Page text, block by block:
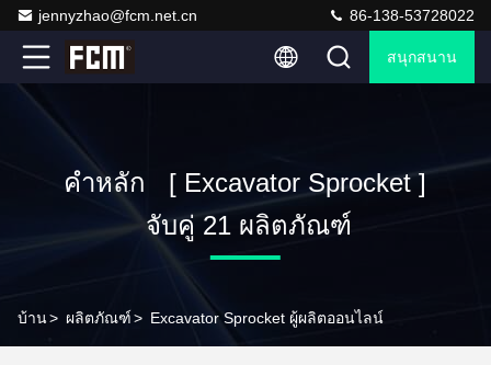
jennyzhao@fcm.net.cn 86-138-53728022
สนุกสนาน
คำหลัก [ Excavator Sprocket ]
จับคู่ 21 ผลิตภัณฑ์
บ้าน> ผลิตภัณฑ์> Excavator Sprocket ผู้ผลิตออนไลน์